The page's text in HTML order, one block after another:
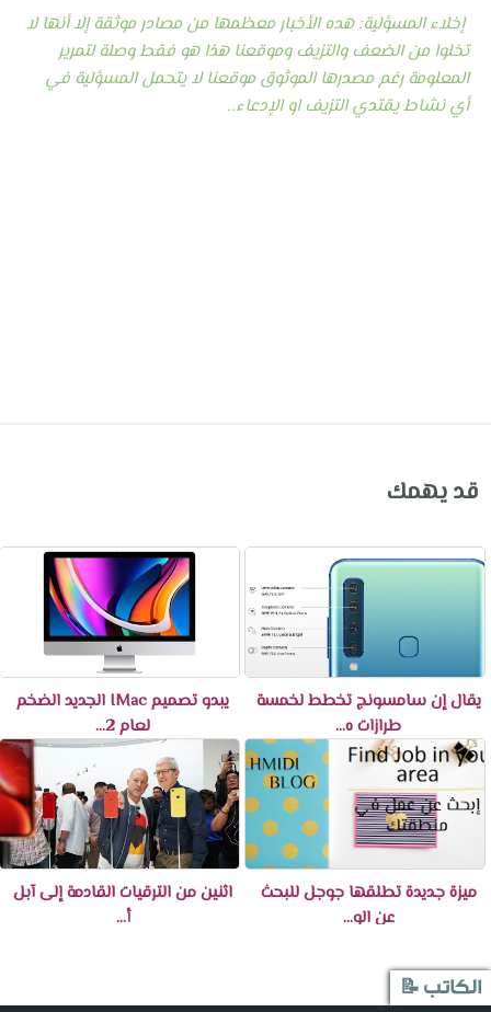
إخلاء المسؤلية: هده الأخبار معظمها من مصادر موثقة إلا أنها لا
تخلوا من الضعف والتزيف وموقعنا هذا هو فقط وصلة لتمرير
المعلومة رغم مصدرها الموثوق موقعنا لا يتحمل المسؤلية في
أي نشاط يقتدي التزيف او الإدعاء..
قد يهمك
يبدو تصميم IMac الجديد الضخم
لعام 2...
يقال إن سامسونج تخطط لخمسة
طرازات ه...
اثنين من الترقيات القادمة إلى آبل
أ...
ميزة جديدة تطلقها جوجل للبحث
عن الو...
الكاتب 📝